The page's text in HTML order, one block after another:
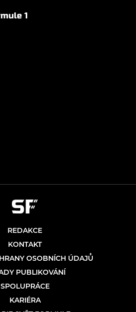
1
REDAKCE
KONTAKT
OSOBNÍCH ÚDAJŮ
PUBLIKOVÁNÍ
SPOLUPRÁCE
KARIÉRA